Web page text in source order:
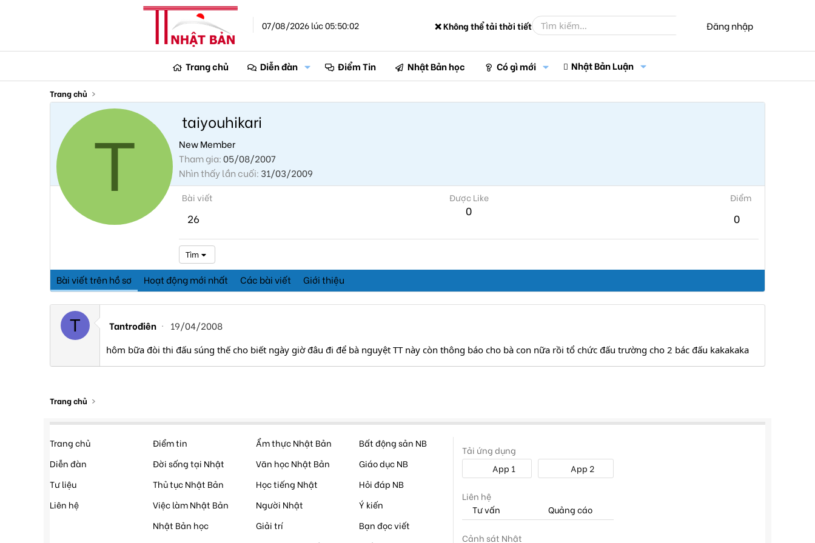
07/08/2026 lúc 05:50:02 ❌ Không thể tải thời tiết Đăng nhập
Trang chủ Diễn đàn Điểm Tin Nhật Bản học Có gì mới Nhật Bản Luận
Trang chủ
T
taiyouhikari
New Member
Tham gia 05/08/2007
Nhìn thấy lần cuối 31/03/2009
Bài viết
26
Được Like
0
Điểm
0
Tìm
Bài viết trên hồ sơ Hoạt động mới nhất Các bài viết Giới thiệu
T Tantrođiên 19/04/2008
hôm bữa đòi thi đấu súng thế cho biết ngày giờ đâu đi để bà nguyệt TT này còn thông báo cho bà con nữa rồi tổ chức đấu trường cho 2 bác đấu kakakaka
Trang chủ
Trang chủ
Diễn đàn
Tư liệu
Liên hệ
Điểm tin
Đời sống tại Nhật
Thủ tục Nhật Bản
Việc làm Nhật Bản
Nhật Bản học
Ẩm thực Nhật Bản
Văn học Nhật Bản
Học tiếng Nhật
Người Nhật
Giải trí
Bất động sản NB
Giáo dục NB
Hỏi đáp NB
Ý kiến
Bạn đọc viết
Tải ứng dụng
App 1
App 2
Liên hệ
Tư vấn
Quảng cáo
Cảnh sát Nhật